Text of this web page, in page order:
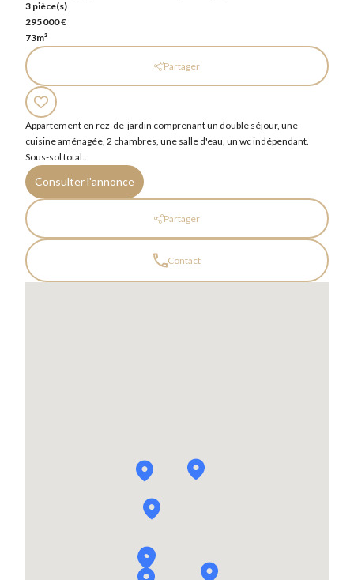
3 pièce(s)
295 000 €
73m²
Partager
Appartement en rez-de-jardin comprenant un double séjour, une
cuisine aménagée, 2 chambres, une salle d'eau, un wc indépendant.
Sous-sol total...
Consulter l'annonce
Partager
Contact